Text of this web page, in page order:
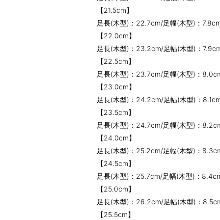
【21.5cm】
足長(木型)：22.7cm/足幅(木型)：
【22.0cm】
足長(木型)：23.2cm/足幅(木型)：
【22.5cm】
足長(木型)：23.7cm/足幅(木型)：
【23.0cm】
足長(木型)：24.2cm/足幅(木型)：
【23.5cm】
足長(木型)：24.7cm/足幅(木型)：
【24.0cm】
足長(木型)：25.2cm/足幅(木型)：
【24.5cm】
足長(木型)：25.7cm/足幅(木型)：
【25.0cm】
足長(木型)：26.2cm/足幅(木型)：
【25.5cm】